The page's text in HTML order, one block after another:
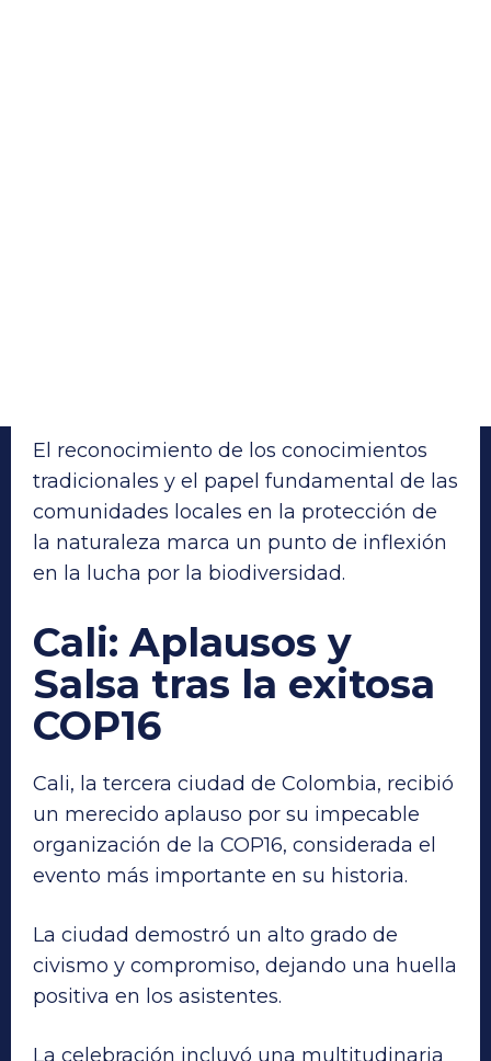
El reconocimiento de los conocimientos
tradicionales y el papel fundamental de las
comunidades locales en la protección de
la naturaleza marca un punto de inflexión
en la lucha por la biodiversidad.
Cali: Aplausos y
Salsa tras la exitosa
COP16
Cali, la tercera ciudad de Colombia, recibió
un merecido aplauso por su impecable
organización de la COP16, considerada el
evento más importante en su historia.
La ciudad demostró un alto grado de
civismo y compromiso, dejando una huella
positiva en los asistentes.
La celebración incluyó una multitudinaria